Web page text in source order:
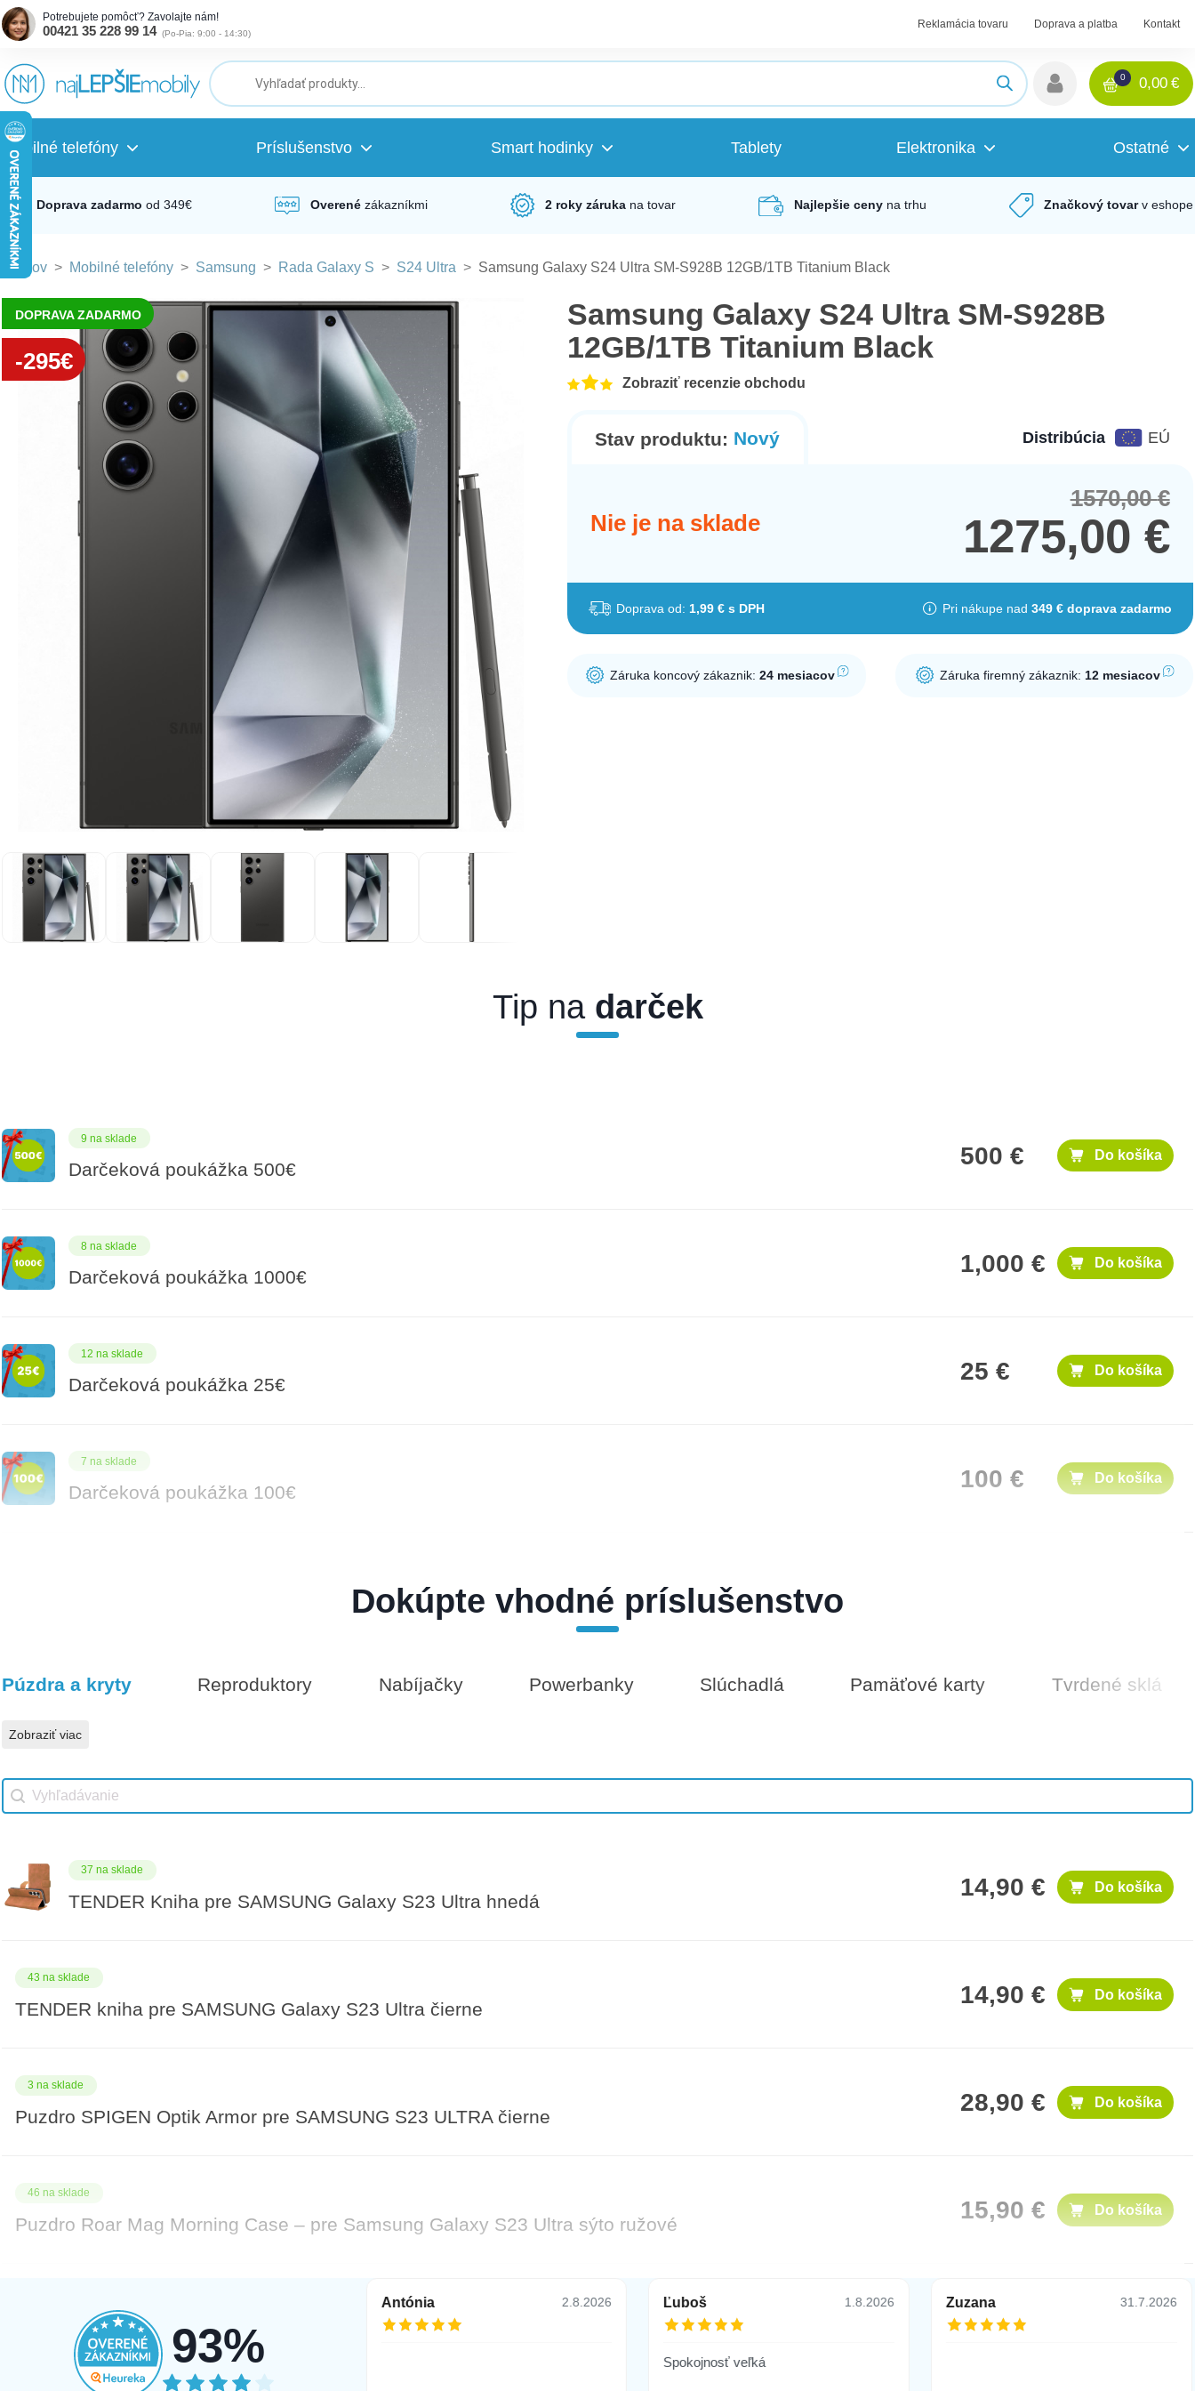
Potrebujete pomôcť? Zavolajte nám!
00421 35 228 99 14 (Po-Pia: 9:00 - 14:30)
Reklamácia tovaru Doprava a platba Kontakt
0 0,00 €
Mobilné telefóny Príslušenstvo Smart hodinky Tablety Elektronika Ostatné
Doprava zadarmo od 349€ Overené zákazníkmi 2 roky záruka na tovar Najlepšie ceny na trhu Značkový tovar v eshope
Domov > Mobilné telefóny > Samsung > Rada Galaxy S > S24 Ultra > Samsung Galaxy S24 Ultra SM-S928B 12GB/1TB Titanium Black
DOPRAVA ZADARMO
-295€
Samsung Galaxy S24 Ultra SM-S928B
12GB/1TB Titanium Black
Zobraziť recenzie obchodu
Stav produktu: Nový Distribúcia EÚ
Nie je na sklade
1570,00€
1275,00 €
Doprava od: 1,99 € s DPH Pri nákupe nad 349 € doprava zadarmo
Záruka koncový zákaznik:24 mesiacov Záruka firemný zákaznik: 12 mesiacov
Tip nadarček
9 na sklade
Darčeková poukážka 500€
500 € Do košíka
8 na sklade
Darčeková poukážka 1000€
1,000 € Do košíka
12 na sklade
Darčeková poukážka 25€
25 € Do košíka
7 na sklade
Darčeková poukážka 100€
100 € Do košíka
5 na sklade
50 € Do košíka
Dokúpte vhodné príslušenstvo
Vhodné príslušenstvo
Púzdra a kryty Reproduktory Nabíjačky Powerbanky Slúchadlá Pamäťové karty Tvrdené sklá
Zobraziť viac
Vhodné príslušenstvo search
Search content
37 na sklade
TENDER Kniha pre SAMSUNG Galaxy S23 Ultra hnedá
14,90 € Do košíka
43 na sklade
TENDER kniha pre SAMSUNG Galaxy S23 Ultra čierne
14,90 € Do košíka
3 na sklade
Puzdro SPIGEN Optik Armor pre SAMSUNG S23 ULTRA čierne
28,90 € Do košíka
46 na sklade
Puzdro Roar Mag Morning Case – pre Samsung Galaxy S23 Ultra sýto ružové
15,90 € Do košíka
Puzdro Roar Mag Morning Case – pre Samsung Galaxy S23 Ultra fialové
15,90 €
93%
Najprv som si objednala mobil v inej
farbe pri ktorom mi az po troch dnoch
Antónia 2.8.2026 Ľuboš 1.8.2026
Spokojnosť veľká
Zuzana 31.7.2026